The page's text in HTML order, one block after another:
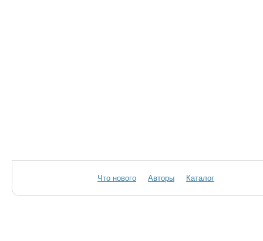
Что нового Авторы Каталог